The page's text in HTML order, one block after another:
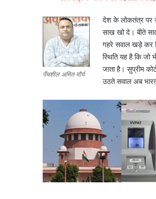
पँचशील अमित मौर्य
देश के लोकतंत्र पर
साख खो दे। बीते
गहरे सवाल खड़े कर
स्थिति यह है कि जो
जाता है। सुप्रीम
उठते सवाल अब